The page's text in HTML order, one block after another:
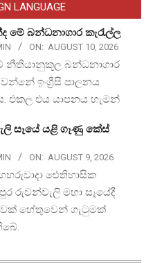
LANGUAGE
මේ බන්ධනාගාර කැරැල්ල
ON: AUGUST 10, 2026
නීතියානුකූල බන්ධනාගාර
ඉංග්‍රීසි පාලනය
එකල එය යාපනය හැමන්
සෑයේ යළි ගෑණු කේස්
ON: AUGUST 9, 2026
ඓතිහාසික
රුවන්වැලි මහා සෑයේදී
හේතුවෙන් ගැටුමක්